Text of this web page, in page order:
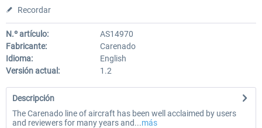
Recordar
N.º artículo:
AS14970
Fabricante:
Carenado
Idioma:
English
Versión actual:
1.2
Descripción
The Carenado line of aircraft has been well acclaimed by users
and reviewers for many years and...más